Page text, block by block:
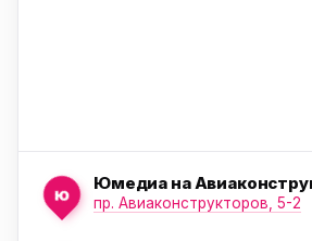
ю
Юмедиа на
пр. Авиаконструкторов, 5-2